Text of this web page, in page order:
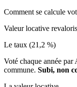
Comment se calcule
Valeur locative
Le taux (21,2 %)
Voté chaque année
commune. Subi, non